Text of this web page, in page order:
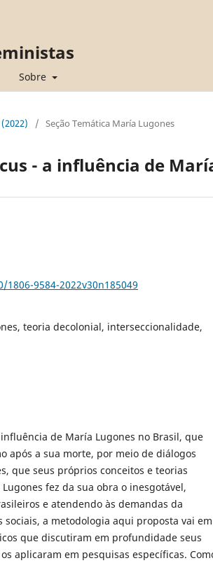
Sobre
/ Seção Temática María Lugones
- a influência de
9584-2022v30n185049
teoria decolonial, interseccionalidade,
de María Lugones no Brasil, que
após a sua morte, por meio de diálogos
que seus próprios conceitos e teorias
fez da sua obra o inesgotável,
e atendendo às demandas da
sociais, a metodologia aqui proposta vai em
que discutiram em profundidade seus
aplicaram em pesquisas específicas.